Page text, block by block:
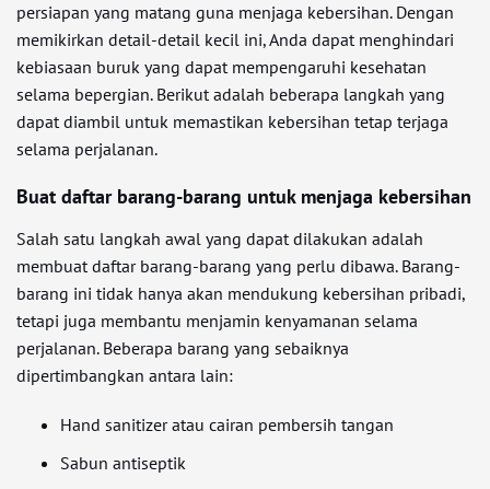
persiapan yang matang guna menjaga kebersihan. Dengan
memikirkan detail-detail kecil ini, Anda dapat menghindari
kebiasaan buruk yang dapat mempengaruhi kesehatan
selama bepergian. Berikut adalah beberapa langkah yang
dapat diambil untuk memastikan kebersihan tetap terjaga
selama perjalanan.
Buat daftar barang-barang untuk menjaga kebersihan
Salah satu langkah awal yang dapat dilakukan adalah
membuat daftar barang-barang yang perlu dibawa. Barang-
barang ini tidak hanya akan mendukung kebersihan pribadi,
tetapi juga membantu menjamin kenyamanan selama
perjalanan. Beberapa barang yang sebaiknya
dipertimbangkan antara lain:
Hand sanitizer atau cairan pembersih tangan
Sabun antiseptik